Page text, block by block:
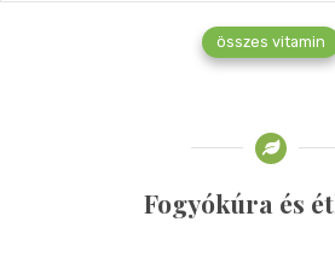
összes vitamin
Fogyókúra és